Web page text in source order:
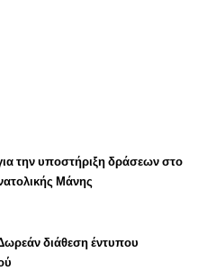
την υποστήριξη δράσεων στο
Μάνης
διάθεση έντυπου